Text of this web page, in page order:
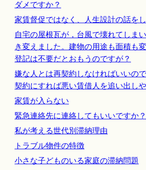
ダメですか？
家賃督促ではなく、人生設計の話を
自宅の屋根瓦が，台風で壊れてしま
き変えました。建物の用途も面積も
登記は不要だとおもうのですが？
嫌な人とは再契約しなければいいの
契約にすれば悪い賃借人を追い出し
家賃が入らない
緊急連絡先に連絡してもいいですか？
私が考える世代別滞納理由
トラブル物件の特徴
小さな子どものいる家庭の滞納問題